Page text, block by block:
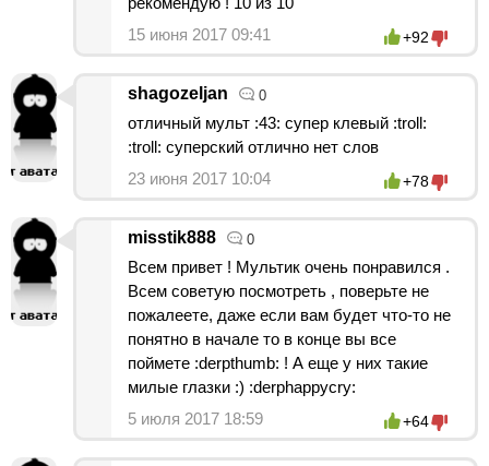
15 июня 2017 09:41
+92
shagozeljan 0
отличный мульт :43: супер клевый :troll:
:troll: суперский отлично нет слов
23 июня 2017 10:04
+78
misstik888 0
Всем привет ! Мультик очень понравился .
Всем советую посмотреть , поверьте не
пожалеете, даже если вам будет что-то не
понятно в начале то в конце вы все
поймете :derpthumb: ! А еще у них такие
милые глазки :) :derphappycry:
5 июля 2017 18:59
+64